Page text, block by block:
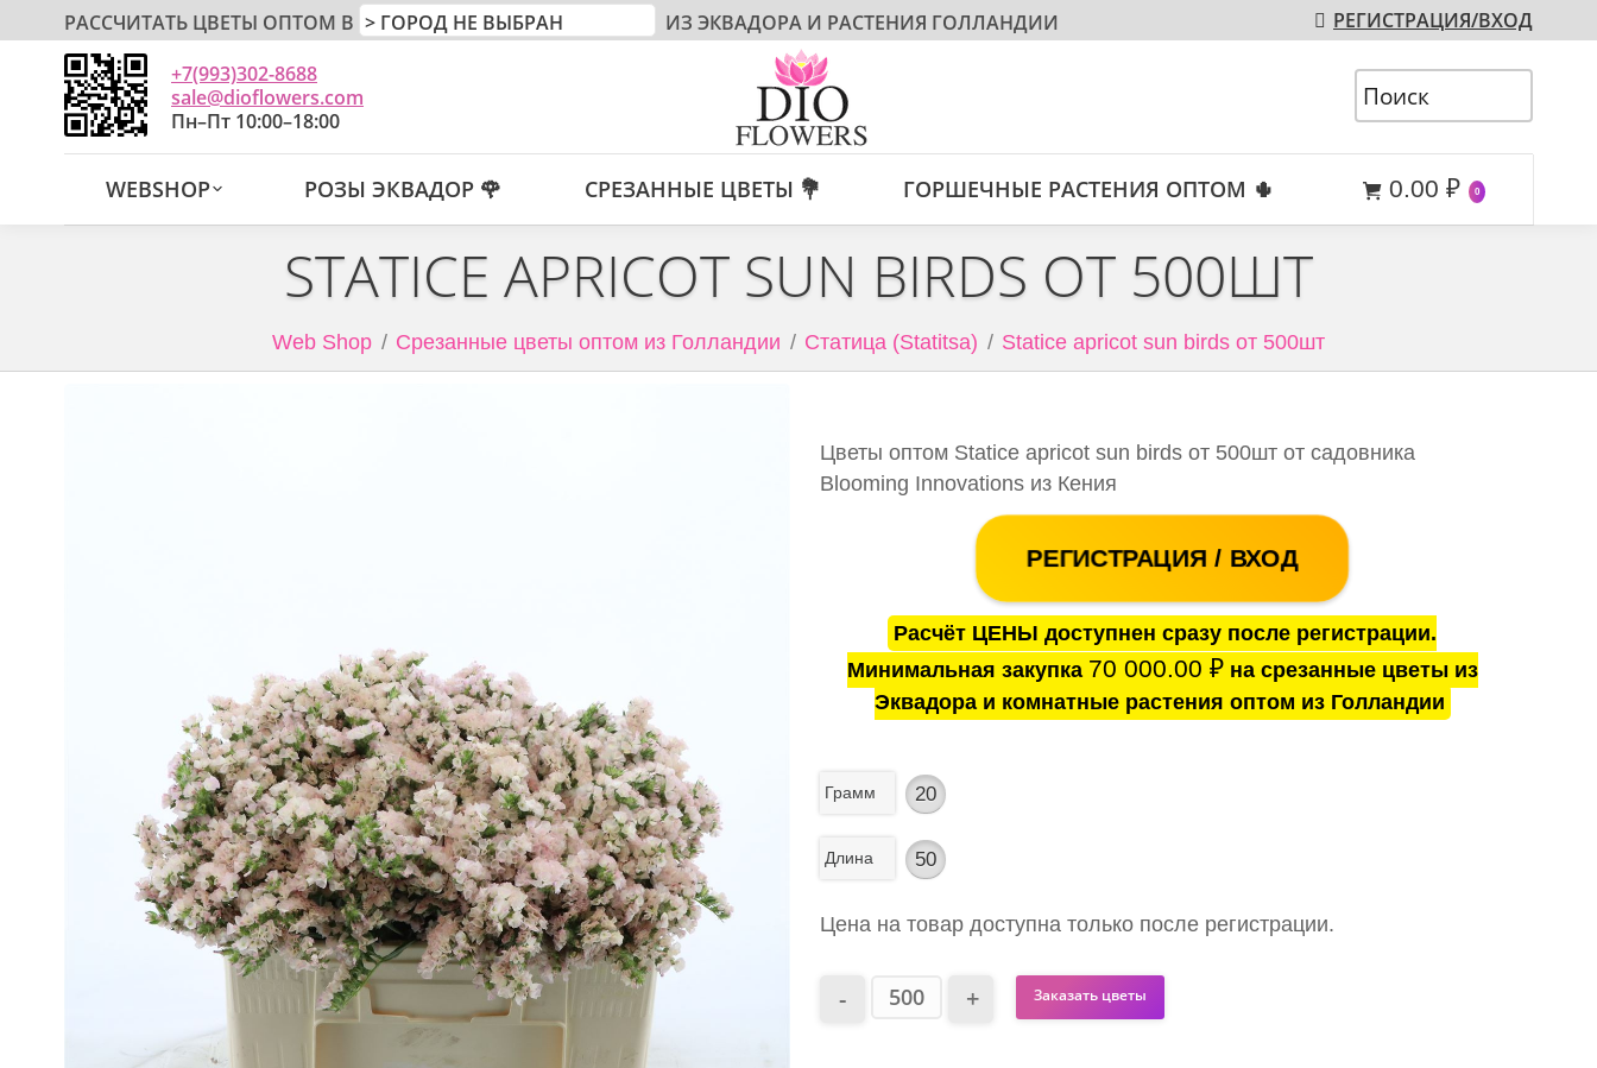
РАССЧИТАТЬ ЦВЕТЫ ОПТОМ В ИЗ ЭКВАДОРА И РАСТЕНИЯ ГОЛЛАНДИИ РЕГИСТРАЦИЯ/ВХОД
+7(993)302-8688
sale@dioflowers.com
Пн–Пт 10:00–18:00
WEBSHOP РОЗЫ ЭКВАДОР 🌹 СРЕЗАННЫЕ ЦВЕТЫ 💐 ГОРШЕЧНЫЕ РАСТЕНИЯ ОПТОМ 🌵 0.00 ₽ 0
STATICE APRICOT SUN BIRDS ОТ 500ШТ
Web Shop Срезанные цветы оптом из Голландии Статица (Statitsa) Statice apricot sun birds от 500шт
Цветы оптом Statice apricot sun birds от 500шт от садовника
Blooming Innovations из Кения
РЕГИСТРАЦИЯ / ВХОД
Расчёт ЦЕНЫ доступнен сразу после регистрации.
Минимальная закупка 70 000.00 ₽на срезанные цветы из
Эквадора и комнатные растения оптом из Голландии
Грамм 20
Длина 50
Цена на товар доступна только после регистрации.
Заказать цветы